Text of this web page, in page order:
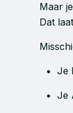
Maar
Dat
Je
Je